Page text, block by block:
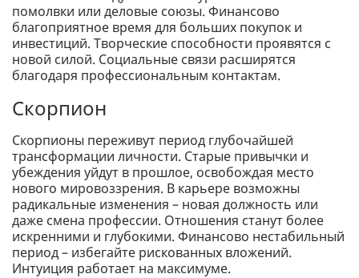
помолвки или деловые союзы. Финансово
благоприятное время для больших покупок и
инвестиций. Творческие способности проявятся с
новой силой. Социальные связи расширятся
благодаря профессиональным контактам.
Скорпион
Скорпионы переживут период глубочайшей
трансформации личности. Старые привычки и
убеждения уйдут в прошлое, освобождая место
нового мировоззрения. В карьере возможны
радикальные изменения – новая должность или
даже смена профессии. Отношения станут более
искренними и глубокими. Финансово нестабильный
период – избегайте рискованных вложений.
Интуиция работает на максимуме.